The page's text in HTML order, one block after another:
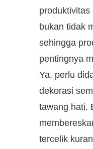
bukan tidak
sehingga
pentingnya
Ya, perlu
dekorasi
tawang hati.
tercelik